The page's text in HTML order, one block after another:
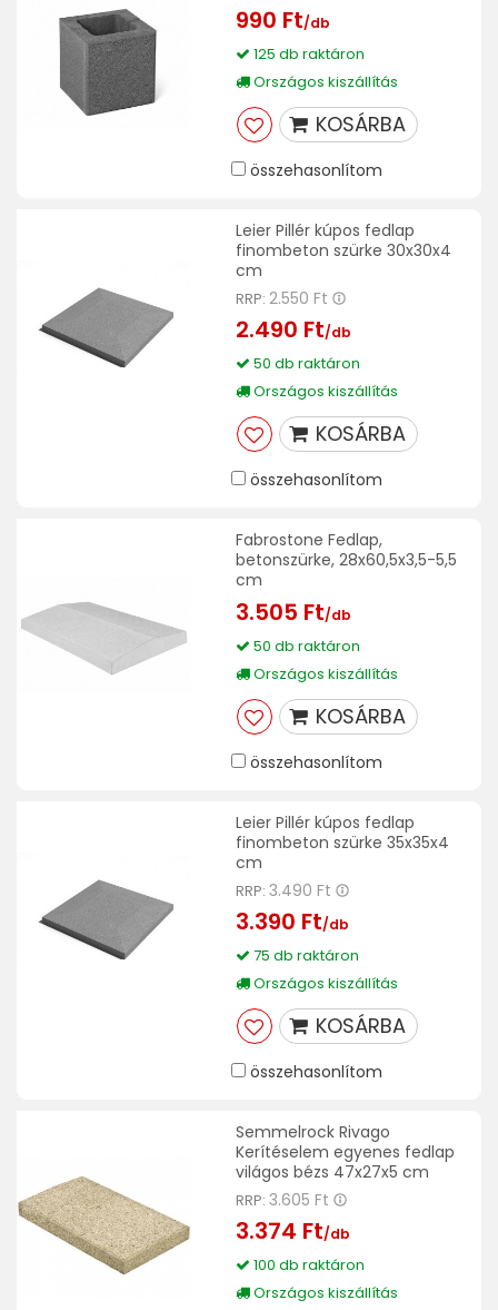
990 Ft/db
125 db raktáron
Országos kiszállítás
KOSÁRBA
összehasonlítom
Leier Pillér kúpos fedlap
finombeton szürke 30x30x4
cm
RRP: 2.550 Ft
2.490 Ft/db
50 db raktáron
Országos kiszállítás
KOSÁRBA
összehasonlítom
Fabrostone Fedlap,
betonszürke, 28x60,5x3,5-5,5
cm
3.505 Ft/db
50 db raktáron
Országos kiszállítás
KOSÁRBA
összehasonlítom
Leier Pillér kúpos fedlap
finombeton szürke 35x35x4
cm
RRP: 3.490 Ft
3.390 Ft/db
75 db raktáron
Országos kiszállítás
KOSÁRBA
összehasonlítom
Semmelrock Rivago
Kerítéselem egyenes fedlap
világos bézs 47x27x5 cm
RRP: 3.605 Ft
3.374 Ft/db
100 db raktáron
Országos kiszállítás